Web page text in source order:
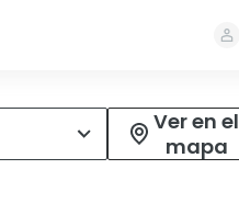
Ver en el
mapa